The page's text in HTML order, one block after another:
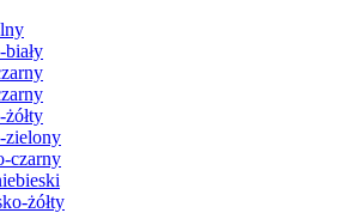
zielony
czarny
żółty